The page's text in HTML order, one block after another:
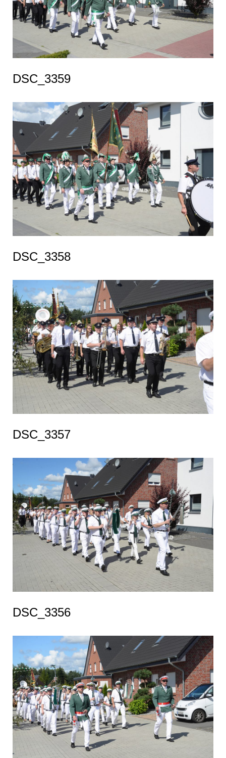
DSC_3359
DSC_3358
DSC_3357
DSC_3356